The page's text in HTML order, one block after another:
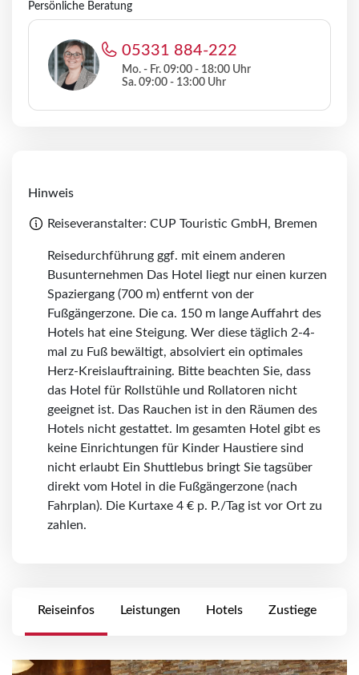
Reiseinfos Leistungen Hotels Zustiege
Persönliche Beratung
05331 884-222
Mo. - Fr. 09:00 - 18:00 Uhr
Sa. 09:00 - 13:00 Uhr
Hinweis
Reiseveranstalter: CUP Touristic GmbH, Bremen
Reisedurchführung ggf. mit einem anderen
Busunternehmen Das Hotel liegt nur einen kurzen
Spaziergang (700 m) entfernt von der
Fußgängerzone. Die ca. 150 m lange Auffahrt des
Hotels hat eine Steigung. Wer diese täglich 2-4-
mal zu Fuß bewältigt, absolviert ein optimales
Herz-Kreislauftraining. Bitte beachten Sie, dass
das Hotel für Rollstühle und Rollatoren nicht
geeignet ist. Das Rauchen ist in den Räumen des
Hotels nicht gestattet. Im gesamten Hotel gibt es
keine Einrichtungen für Kinder Haustiere sind
nicht erlaubt Ein Shuttlebus bringt Sie tagsüber
direkt vom Hotel in die Fußgängerzone (nach
Fahrplan). Die Kurtaxe 4 € p. P./Tag ist vor Ort zu
zahlen.